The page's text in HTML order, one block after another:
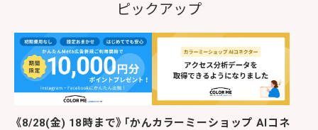
ピックアップ
《8/28(金) 18時まで》「かんカラーミーショップ AIコネ